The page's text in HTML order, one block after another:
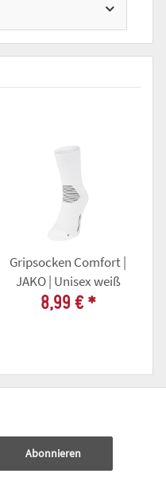
Gripsocken Comfort |
JAKO | Unisex weiß
8,99 € *
Abonnieren